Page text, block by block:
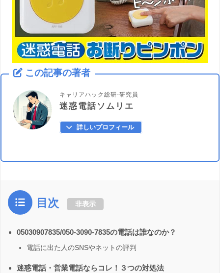
この記事の著者
キャリアハック総研-研究員
迷惑電話ソムリエ
詳しいプロフィール
目次 非表示
05030907835/050-3090-7835の電話は誰なのか？
電話に出た人のSNSやネットの評判
迷惑電話・営業電話ならコレ！３つの対処法